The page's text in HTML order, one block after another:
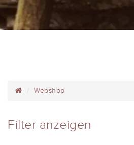
Webshop
Filter anzeigen